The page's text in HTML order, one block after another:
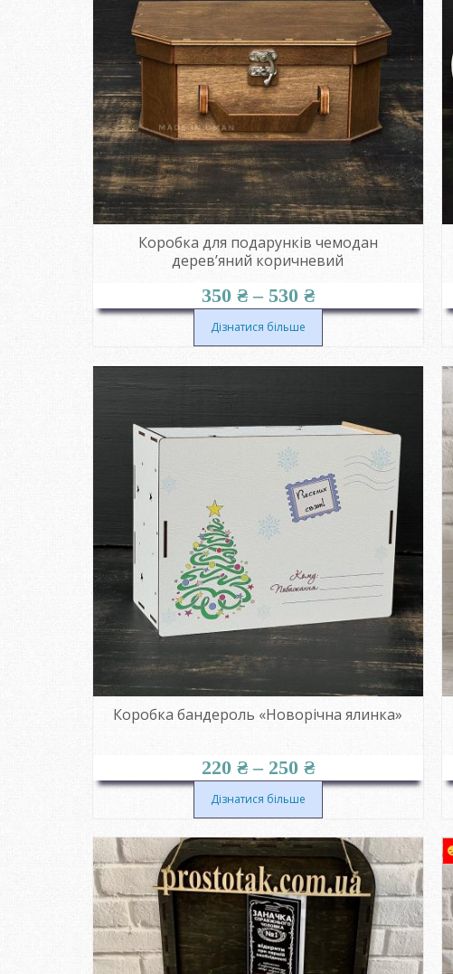
Коробка для подарунків чемодан
дерев’яний коричневий
350 ₴ – 530 ₴Діапазон
цін:
від
до
530 ₴
Дізнатися більше
Коробка бандероль «Новорічна ялинка»
220 ₴ – 250 ₴Діапазон
цін:
від
до
250 ₴
Дізнатися більше